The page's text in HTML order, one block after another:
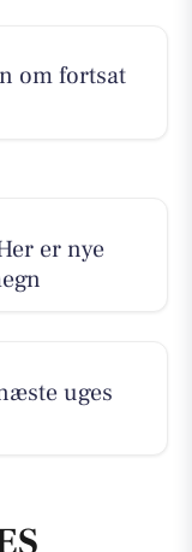
om fortsat
er nye
uges